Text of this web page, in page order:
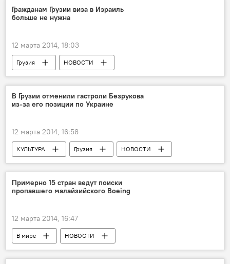
Гражданам Грузии виза в Израиль
больше не нужна
12 марта 2014, 18:03
Грузия НОВОСТИ
В Грузии отменили гастроли Безрукова
из-за его позиции по Украине
12 марта 2014, 16:58
КУЛЬТУРА Грузия НОВОСТИ
Примерно 15 стран ведут поиски
пропавшего малайзийского Boeing
12 марта 2014, 16:47
В мире НОВОСТИ